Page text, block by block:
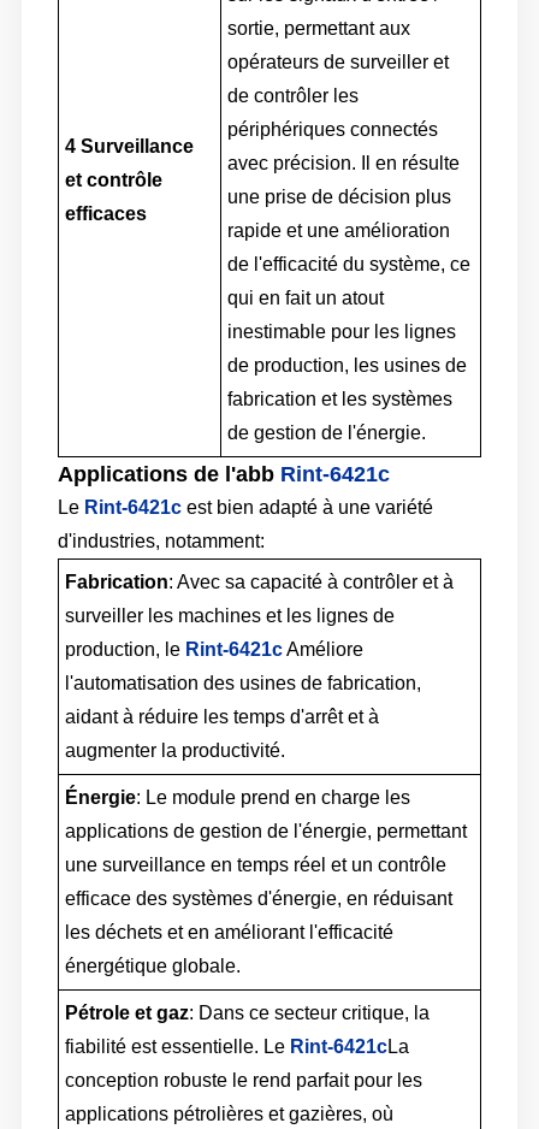
4 Surveillance
et contrôle
efficaces
sortie, permettant aux
opérateurs de surveiller et
de contrôler les
périphériques connectés
avec précision. Il en résulte
une prise de décision plus
rapide et une amélioration
de l'efficacité du système, ce
qui en fait un atout
inestimable pour les lignes
de production, les usines de
fabrication et les systèmes
de gestion de l'énergie.
Applications de l'abb Rint-6421c
Le Rint-6421cest bien adapté à une variété
d'industries, notamment:
Fabrication: Avec sa capacité à contrôler et à
surveiller les machines et les lignes de
production, le Rint-6421cAméliore
l'automatisation des usines de fabrication,
aidant à réduire les temps d'arrêt et à
augmenter la productivité.
Énergie: Le module prend en charge les
applications de gestion de l'énergie, permettant
une surveillance en temps réel et un contrôle
efficace des systèmes d'énergie, en réduisant
les déchets et en améliorant l'efficacité
énergétique globale.
Pétrole et gaz: Dans ce secteur critique, la
fiabilité est essentielle. Le Rint-6421cLa
conception robuste le rend parfait pour les
applications pétrolières et gazières, où